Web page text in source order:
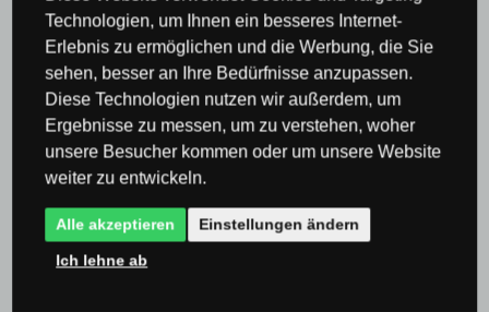
E-mail:
Frage
Technologien, um Ihnen ein besseres Internet-
Erlebnis zu ermöglichen und die Werbung, die Sie
sehen, besser an Ihre Bedürfnisse anzupassen.
Diese Technologien nutzen wir außerdem, um
Ergebnisse zu messen, um zu verstehen, woher
unsere Besucher kommen oder um unsere Website
weiter zu entwickeln.
Alle akzeptieren Einstellungen ändern
Ich lehne ab